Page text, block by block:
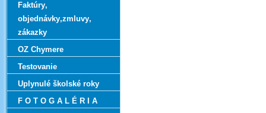
Faktúry‚
objednávky‚zmluvy‚
zákazky
OZ Chymere
Testovanie
Uplynulé školské roky
F O T O G A L É R I A